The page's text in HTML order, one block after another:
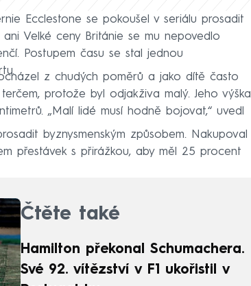
Ecclestone se pokoušel v seriálu prosadit
Velké ceny Británie se mu nepovedlo
Postupem času se stal jednou
z chudých poměrů a jako dítě často
protože byl odjakživa malý. Jeho výška
„Malí lidé musí hodně bojovat,“ uvedl
byznysmenským způsobem. Nakupoval
přestávek s přirážkou, aby měl 25 procent
Čtěte také
Hamilton překonal Schumachera.
Své 92. vítězství v F1 ukořistil v